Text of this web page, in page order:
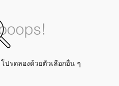
ปรดลองด้วยตัวเลือกอื่น ๆ